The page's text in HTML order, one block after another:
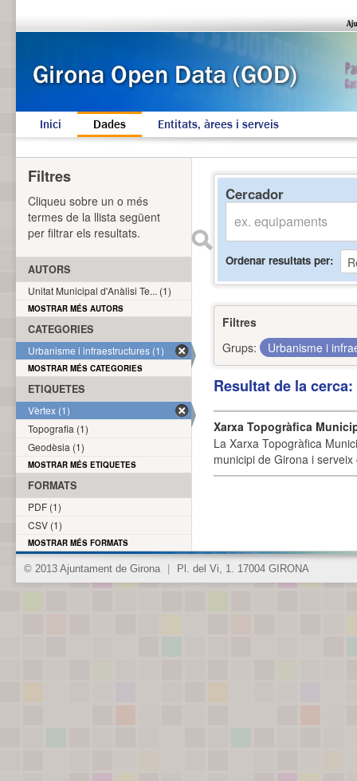
Inici Dades Entitats, àrees i serveis
Cercador
Ordenar resultats per
Filtres
Grups:
Urbanisme i
Resultat de la
Xarxa Topogràfica
La Xarxa Topogràfica
municipi de Girona i
Filtres
Cliqueu sobre un o més
termes de la llista següent
per filtrar els resultats.
AUTORS
Unitat Municipal d'Anàlisi Te... (1)
MOSTRAR MÉS AUTORS
CATEGORIES
Urbanisme i infraestructures (1)
MOSTRAR MÉS CATEGORIES
ETIQUETES
Vèrtex (1)
Topografia (1)
Geodèsia (1)
MOSTRAR MÉS ETIQUETES
FORMATS
PDF (1)
CSV (1)
MOSTRAR MÉS FORMATS
© 2013 Ajuntament de Girona Pl. del Vi, 1. 17004 GIRONA